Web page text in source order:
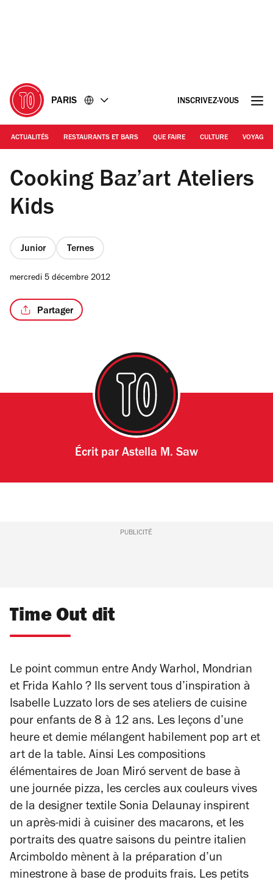
PARIS INSCRIVEZ-VOUS
ACTUALITÉS RESTAURANTS ET BARS QUE FAIRE CULTURE VOYAGE
DR
Cooking Baz’art Ateliers
Kids
Junior Ternes
mercredi 5 décembre 2012
Partager
Écrit par Astella M. Saw
PUBLICITÉ
Time Out dit
Le point commun entre Andy Warhol, Mondrian
et Frida Kahlo ? Ils servent tous d’inspiration à
Isabelle Luzzato lors de ses ateliers de cuisine
pour enfants de 8 à 12 ans. Les leçons d’une
heure et demie mélangent habilement pop art et
art de la table. Ainsi Les compositions
élémentaires de Joan Miró servent de base à
une journée pizza, les cercles aux couleurs vives
de la designer textile Sonia Delaunay inspirent
un après-midi à cuisiner des macarons, et les
portraits des quatre saisons du peintre italien
Arcimboldo mènent à la préparation d’un
minestrone à base de produits frais. Les petits